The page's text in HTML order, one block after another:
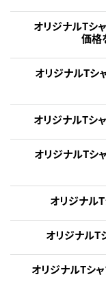
オリジナルTシ
価格
オリジナルTシ
オリジナルTシ
オリジナルTシ
オリジナル
オリジナルT
オリジナルTシ